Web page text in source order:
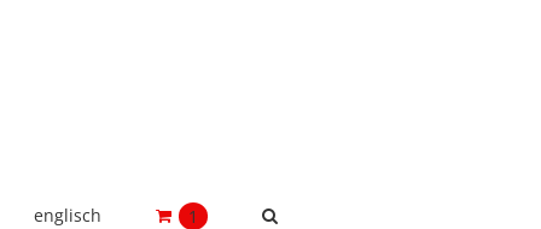
englisch 1